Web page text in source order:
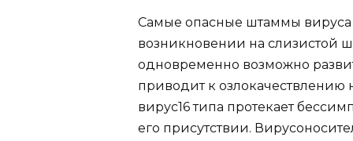
Самые опасные штаммы
возникновении на слизистой
одновременно возможно
приводит к озлокачествлению
вирус16 типа протекает
его присутствии.